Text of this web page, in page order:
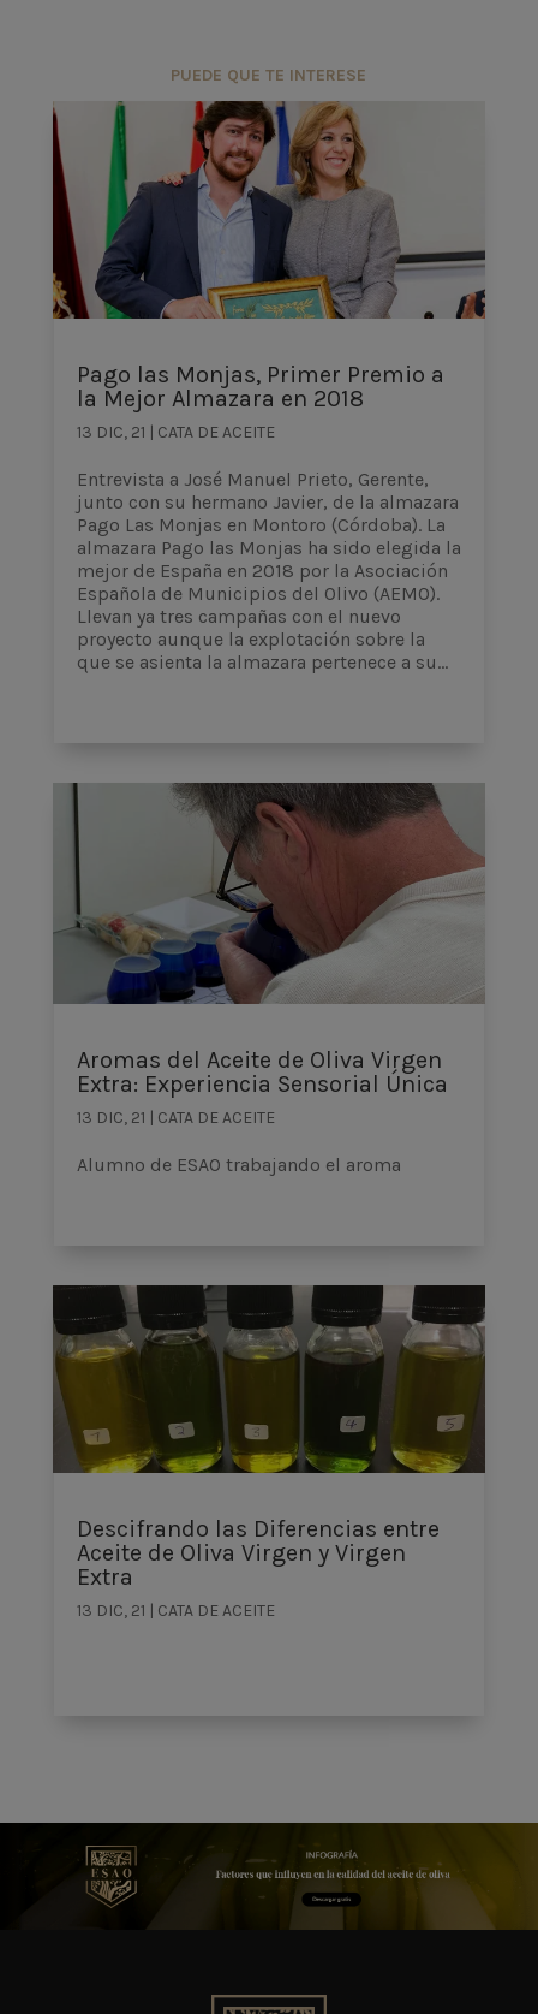
PUEDE QUE TE INTERESE
Pago las Monjas, Primer Premio a
la Mejor Almazara en 2018
13 DIC, 21 | CATA DE ACEITE
Entrevista a José Manuel Prieto, Gerente,
junto con su hermano Javier, de la almazara
Pago Las Monjas en Montoro (Córdoba). La
almazara Pago las Monjas ha sido elegida la
mejor de España en 2018 por la Asociación
Española de Municipios del Olivo (AEMO).
Llevan ya tres campañas con el nuevo
proyecto aunque la explotación sobre la
que se asienta la almazara pertenece a su...
Aromas del Aceite de Oliva Virgen
Extra: Experiencia Sensorial Única
13 DIC, 21 | CATA DE ACEITE
Alumno de ESAO trabajando el aroma
Descifrando las Diferencias entre
Aceite de Oliva Virgen y Virgen
Extra
13 DIC, 21 | CATA DE ACEITE